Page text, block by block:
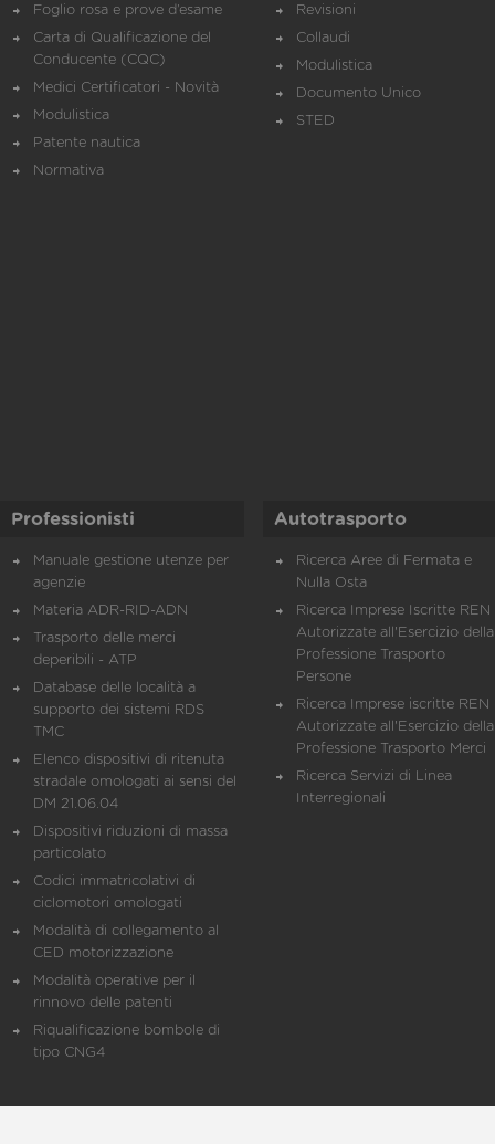
Foglio rosa e prove d’esame
Carta di Qualificazione del
Conducente (CQC)
Medici Certificatori - Novità
Modulistica
Patente nautica
Normativa
Revisioni
Collaudi
Modulistica
Documento Unico
STED
Professionisti
Manuale gestione utenze per
agenzie
Materia ADR-RID-ADN
Trasporto delle merci
deperibili - ATP
Database delle località a
supporto dei sistemi RDS
TMC
Elenco dispositivi di ritenuta
stradale omologati ai sensi del
DM 21.06.04
Dispositivi riduzioni di massa
particolato
Codici immatricolativi di
ciclomotori omologati
Modalità di collegamento al
CED motorizzazione
Modalità operative per il
rinnovo delle patenti
Riqualificazione bombole di
tipo CNG4
Autotrasporto
Ricerca Aree di Fermata e
Nulla Osta
Ricerca Imprese Iscritte REN
Autorizzate all'Esercizio della
Professione Trasporto
Persone
Ricerca Imprese iscritte REN
Autorizzate all'Esercizio della
Professione Trasporto Merci
Ricerca Servizi di Linea
Interregionali